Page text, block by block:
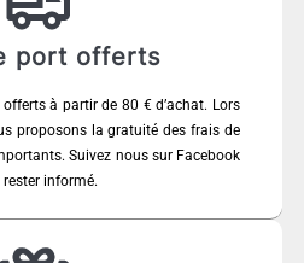
port offerts
à partir de 80 € d’achat. Lors
proposons la gratuité des frais de
Suivez nous sur Facebook
informé.